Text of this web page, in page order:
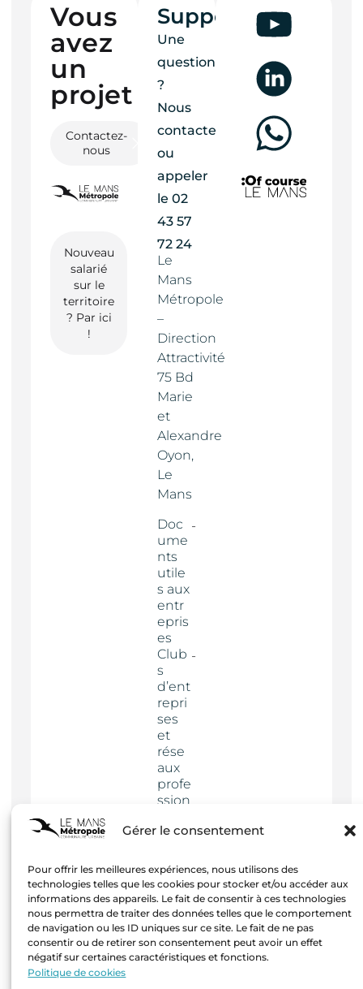
Gérer le consentement
Pour offrir les meilleures expériences, nous utilisons des
technologies telles que les cookies pour stocker et/ou accéder aux
informations des appareils. Le fait de consentir à ces technologies
nous permettra de traiter des données telles que le comportement
de navigation ou les ID uniques sur ce site. Le fait de ne pas
consentir ou de retirer son consentement peut avoir un effet
négatif sur certaines caractéristiques et fonctions.
Politique de cookies
Vous
avez
un
projet ?
Contactez-
nous
Nouveau
salarié
sur le
territoire
? Par ici
!
Support
Une
question
?
Nous
contacter
ou
appeler
le02
43 57
72 24
Le
Mans
Métropole
–
Direction
Attractivité
75 Bd
Marie
et
Alexandre
Oyon,
Le
Mans
Doc
ume
nts
utile
s aux
entr
epris
es
Club
s
d’ent
repri
ses
et
rése
aux
profe
ssion
Actua
Mentions